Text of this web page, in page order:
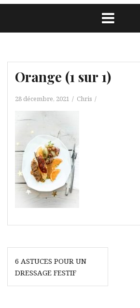
Orange (1 sur 1)
28 décembre, 2021 Chris
Navigation
de
l’article
6 ASTUCES POUR UN
DRESSAGE FESTIF